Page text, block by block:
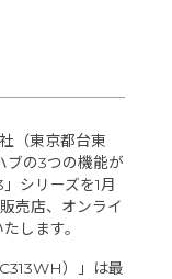
（東京都台東
の3つの機能が
シリーズを1月
売店、オンライ
します。
）」は最